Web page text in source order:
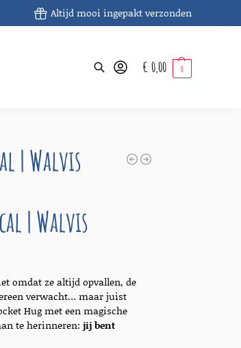
Altijd mooi ingepakt verzonden
€ 0,00 0
| Walvis
| Walvis
omdat ze altijd opvallen, de
verwacht… maar juist
Hug met een magische
te herinneren: jij bent